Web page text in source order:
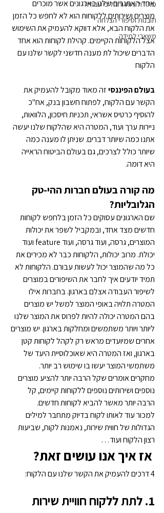
מתודולוגיות ותהליכי עבודה
תובנות וסיפורי הצלחה
משאבי למידה
אחד האתגרים שלנו כארגונים אשר מוכרים
מוצרים ושירותים ללקוחות הוא לא לחפש כל הזמן
את הלקוח הבא, אלא דווקא להעמיק את השימוש
אצל הלקוחות הקיימים. קהילת לקוחות הוא אחד
הדברים שיכול לת מענה חדשני לקשר שלנו עם
הלקוח
בעולם הפיננסי זה מאוד מקובל להעמיק את
הקשר עם הלקוח, לפתוח חשבון בנק, אח"כ
להוסיף כרטיס אשראי, תכניות חיסכון, הלוואות,
ניירות ערך ועוד, המטרה היא שהלקוח שלנו יעשה
אתנו כמה שיותר דברים. שניתן לו מענה כמה
שיותר כולל לצרכים, גם בעולם הביטוח הראייה
היא דומה.
מה קורה בעולם חברות ההי-טק
הגלובליות?
שם הארגונים עסוקים כל הזמן בלחפש לקוחות
חדשים מצד אחד, ובמקביל לשפר את יכולות
המוצרים, גרסה, ועוד גרסה, ועוד feature ועוד
יכולת. מרוב יכולות, הלקוחות כבר לא מכירים את
כל מה שהמוצר יכול לעשות עבורם. הלקוחות לא
תמיד יודעים איך לחבר את השיפורים במוצרים
לשיפור העבודה אצלם בארגון. בחברות אילו
המטרה תלויה באופי המוצר למשל יש מוצרים
בהם המטרה יכולה להיות לפרוס את המוצר שלנו
ליותר ויותר משתמשים ומחלקות בארגון. יש מוצרים
אחרים שמיועדים מראש רק לקהל לקוחות קטן
בארגון, ואז המטרה היא שאוכלוסיית היעד של
משתמשי המוצר יעשו בו שימוש רב יותר.
מחקרים אומרים שקל הרבה יותר להציע מוצרים
נוספים ושירותים נוספים ללקוחות קיימים, קל
הרבה יותר מאשר להביא לקוחות חדשים.
למכור עוד לאותו לקוח בדיוק מתחבר למילים
הגדולות של חווית שירות, נאמנות לקוח, שביעות
רצון הלקוח ועוד…
אז איך אנו עושים זאת?
4 דרכים להעמיק את הקשר שלנו עם הלקוח:
1. לתת ללקוח חוויית שירות